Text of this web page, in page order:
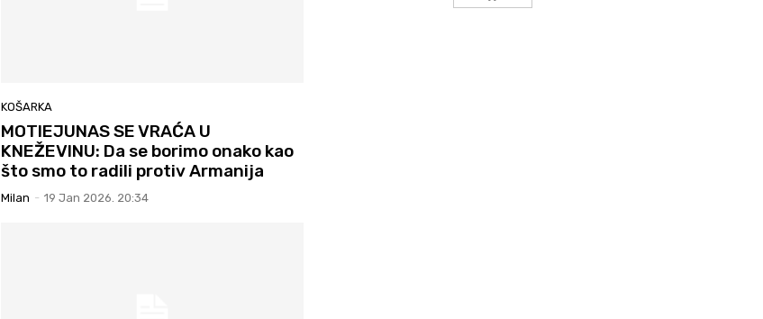
KOŠARKA
MOTIEJUNAS SE VRAĆA U
KNEŽEVINU: Da se borimo onako kao
što smo to radili protiv Armanija
Milan - 19 Jan 2026. 20:34